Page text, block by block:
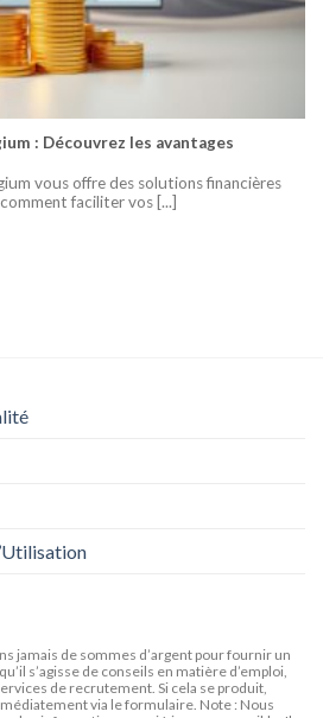
: Découvrez les avantages
vous offre des solutions financières
faciliter vos [...]
jamais de sommes d’argent pour fournir un
s’agisse de conseils en matière d’emploi,
de recrutement. Si cela se produit,
via le formulaire. Note : Nous